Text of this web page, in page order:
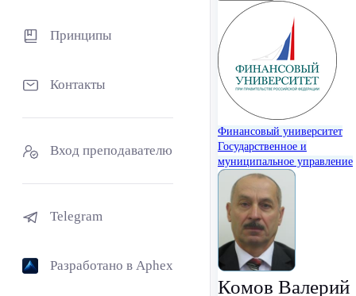
Принципы
Контакты
Вход преподавателю
Telegram
Разработано в Aphex
Финансовый университет
Государственное и
муниципальное управление
Комов Валерий